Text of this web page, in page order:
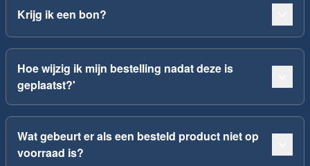
Krijg ik een bon?
Hoe wijzig ik mijn bestelling nadat deze is
geplaatst?'
Wat gebeurt er als een besteld product niet op
voorraad is?